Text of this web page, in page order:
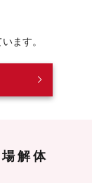
ます。
解体